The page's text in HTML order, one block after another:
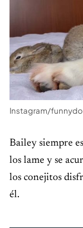
Instagram/
Bailey siempre
los lame y se
los conejitos
él.